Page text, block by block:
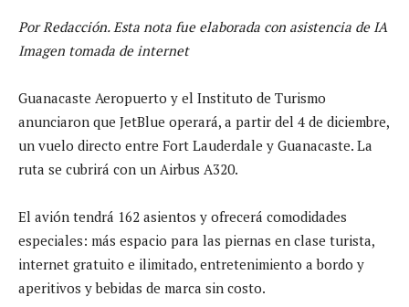
Por Redacción. Esta nota fue elaborada con asistencia de IA
Imagen tomada de internet
Guanacaste Aeropuerto y el Instituto de Turismo
anunciaron que JetBlue operará, a partir del 4 de diciembre,
un vuelo directo entre Fort Lauderdale y Guanacaste. La
ruta se cubrirá con un Airbus A320.
El avión tendrá 162 asientos y ofrecerá comodidades
especiales: más espacio para las piernas en clase turista,
internet gratuito e ilimitado, entretenimiento a bordo y
aperitivos y bebidas de marca sin costo.